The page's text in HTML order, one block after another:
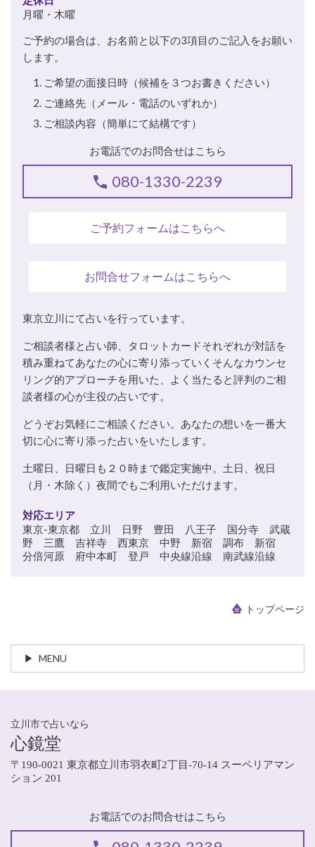
月曜・木曜
ご予約の場合は、お名前と以下の3項目のご記入をお願い
します。
ご希望の面接日時（候補を３つお書きください）
ご連絡先（メール・電話のいずれか）
ご相談内容（簡単にて結構です）
お電話でのお問合せはこちら
080-1330-2239
ご予約フォームはこちらへ
お問合せフォームはこちらへ
東京立川にて占いを行っています。
ご相談者様と占い師、タロットカードそれぞれが対話を
積み重ねてあなたの心に寄り添っていくそんなカウンセ
リング的アプローチを用いた、よく当たると評判のご相
談者様の心が主役の占いです。
どうぞお気軽にご相談ください。あなたの想いを一番大
切に心に寄り添った占いをいたします。
土曜日、日曜日も２０時まで鑑定実施中。土日、祝日
（月・木除く）夜間でもご利用いただけます。
対応エリア
東京-東京都 立川 日野 豊田 八王子 国分寺 武蔵
野 三鷹 吉祥寺 西東京 中野 新宿 調布 新宿
分倍河原 府中本町 登戸 中央線沿線 南武線沿線
トップページ
MENU
立川市で占いなら
心鏡堂
〒190-0021 東京都立川市羽衣町2丁目-70-14 スーペリアマン
ション 201
お電話でのお問合せはこちら